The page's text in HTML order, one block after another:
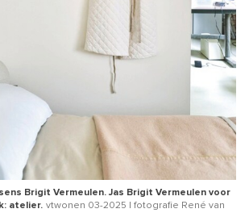
Brigit Vermeulen. Jas Brigit Vermeulen voor
atelier. vtwonen 03-2025 | fotografie René van